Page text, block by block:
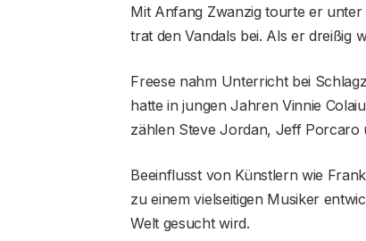
Mit Anfang Zwanzig tourte er
trat den Vandals bei. Als er dreißig
Freese nahm Unterricht bei
hatte in jungen Jahren Vinnie
zählen Steve Jordan, Jeff Porcaro
Beeinflusst von Künstlern wie
zu einem vielseitigen Musiker
Welt gesucht wird.